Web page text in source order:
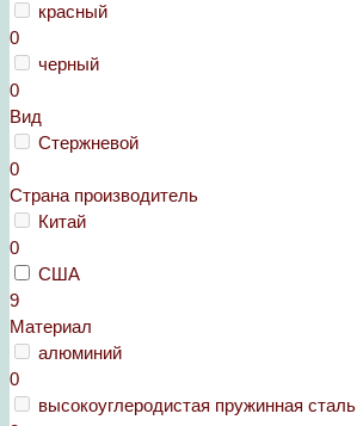
красный
0
черный
0
Вид
Стержневой
0
Страна производитель
Китай
0
США
9
Материал
алюминий
0
высокоуглеродистая пружинная сталь